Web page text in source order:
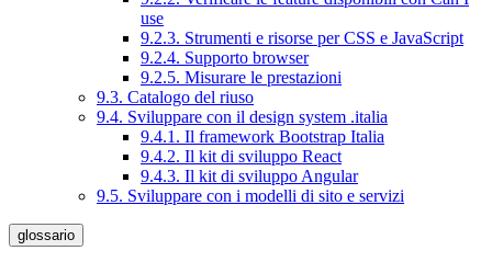
use
9.2.3. Strumenti e risorse per CSS e JavaScript
9.2.4. Supporto browser
9.2.5. Misurare le prestazioni
9.3. Catalogo del riuso
9.4. Sviluppare con il design system .italia
9.4.1. Il framework Bootstrap Italia
9.4.2. Il kit di sviluppo React
9.4.3. Il kit di sviluppo Angular
9.5. Sviluppare con i modelli di sito e servizi
glossario